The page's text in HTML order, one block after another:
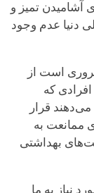
آشامیدن تمیز و
دنیا عدم وجود
است از
که
قرار
ممانعت به‌
بهداشتی
نیاز به ما